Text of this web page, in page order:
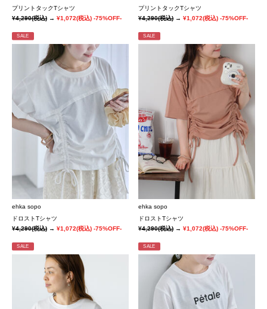
プリントタックTシャツ
¥4,290(税込) → ¥1,072(税込) -75%OFF-
プリントタックTシャツ
¥4,290(税込)→¥1,072(税込) -75%OFF-
SALE
ehka sopo
ドロストTシャツ
¥4,290(税込) → ¥1,072(税込) -75%OFF-
SALE
ehka sopo
ドロストTシャツ
¥4,290(税込)→¥1,072(税込) -75%OFF-
SALE SALE